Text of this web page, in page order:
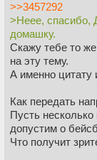
>>3457292
>Неее, спасибо,
домашку.
Скажу тебе то
на эту тему.
А именно цитату
Как передать
Пусть
допустим о
Что получит